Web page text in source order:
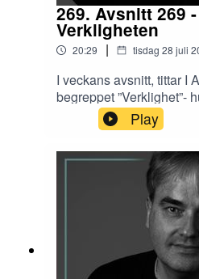
269. Avsnitt 269
Verkligheten
20:29 | tisdag 28 juli
I veckans avsnitt, tittar I
begreppet ”Verklighet”-
klarar av att uppfatta –
holistiska traditioner ser
Play